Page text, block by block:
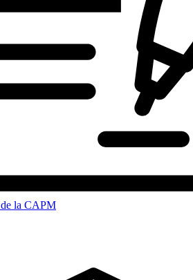
la CAPM